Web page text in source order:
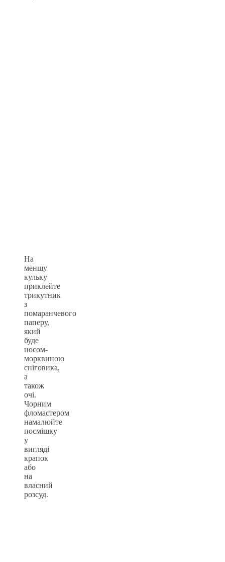
На
меншу
кульку
приклейте
трикутник
з
помаранчевого
паперу,
який
буде
носом-
морквиною
сніговика,
а
також
очі.
Чорним
фломастером
намалюйте
посмішку
у
вигляді
крапок
або
на
власний
розсуд.